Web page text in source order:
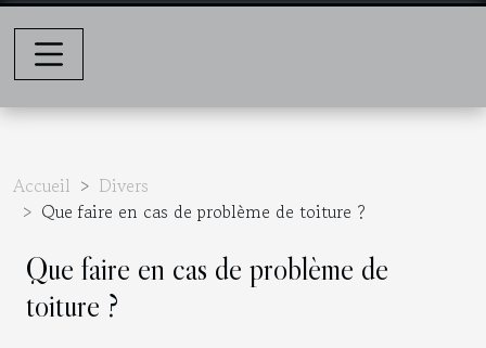
Accueil
Divers
Que faire en cas de problème de toiture ?
Que faire en cas de problème de
toiture ?